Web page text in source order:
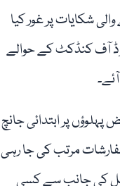
شکایات پر غور کیا
آف کنڈکٹ کے حوالے
پر ابتدائی جانچ
مرتب کی جا رہی
کی جانب سے کسی